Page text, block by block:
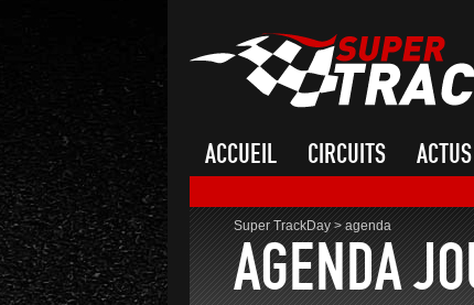
ACCUEIL CIRCUITS ACTUS
Super TrackDay>agenda
AGENDA